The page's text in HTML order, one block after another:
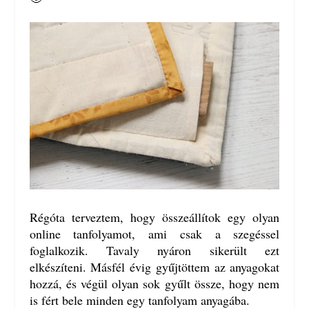
Régóta terveztem, hogy összeállítok egy olyan
online tanfolyamot, ami csak a szegéssel
foglalkozik. Tavaly nyáron sikerült ezt
elkészíteni. Másfél évig gyűjtöttem az anyagokat
hozzá, és végül olyan sok gyűlt össze, hogy nem
is fért bele minden egy tanfolyam anyagába.